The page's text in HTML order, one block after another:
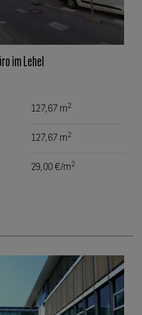
im Lehel
127,67 m2
127,67 m2
29,00 €/m2